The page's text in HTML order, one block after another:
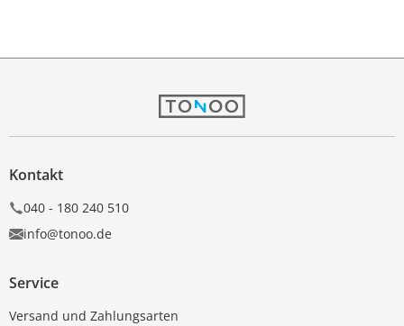
Kontakt
040 - 180 240 510
info@tonoo.de
Service
Versand und Zahlungsarten